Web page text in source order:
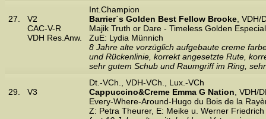
27.
V2
CAC-V-R
VDH Res.Anw.
Int.Champion
Barrierˋs Golden Best Fellow Brooke ,
Majik Truth or Dare - Timeless Golden
ZuE: Lydia Münnich
8 Jahre alte vorzüglich aufgebaute creme
und Rückenlinie, korrekt angesetzte Rute,
sehr gutem Schub und Raumgriff im Ring,
29. V3
Dt.-VCh., VDH-VCh., Lux.-VCh
Cappuccino&Creme Emma G Nation , VDH/
Every-Where-Around-Hugo du Bois de la
Z: Petra Theurer, E: Meike u. Werner Friedrich